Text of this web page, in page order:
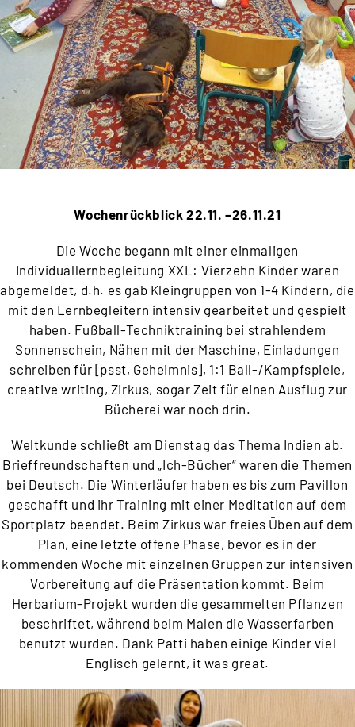
Wochenrückblick 22.11. –26.11.21
Die Woche begann mit einer einmaligen
Individuallernbegleitung XXL: Vierzehn Kinder waren
abgemeldet, d.h. es gab Kleingruppen von 1-4 Kindern, die
mit den Lernbegleitern intensiv gearbeitet und gespielt
haben. Fußball-Techniktraining bei strahlendem
Sonnenschein, Nähen mit der Maschine, Einladungen
schreiben für [psst, Geheimnis], 1:1 Ball-/Kampfspiele,
creative writing, Zirkus, sogar Zeit für einen Ausflug zur
Bücherei war noch drin.
Weltkunde schließt am Dienstag das Thema Indien ab.
Brieffreundschaften und „Ich-Bücher“ waren die Themen
bei Deutsch. Die Winterläufer haben es bis zum Pavillon
geschafft und ihr Training mit einer Meditation auf dem
Sportplatz beendet. Beim Zirkus war freies Üben auf dem
Plan, eine letzte offene Phase, bevor es in der
kommenden Woche mit einzelnen Gruppen zur intensiven
Vorbereitung auf die Präsentation kommt. Beim
Herbarium-Projekt wurden die gesammelten Pflanzen
beschriftet, während beim Malen die Wasserfarben
benutzt wurden. Dank Patti haben einige Kinder viel
Englisch gelernt, it was great.